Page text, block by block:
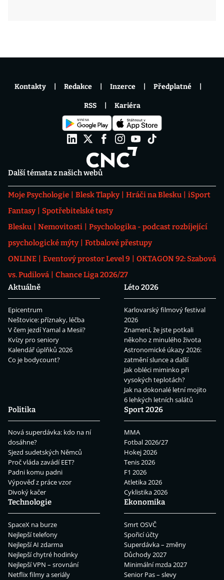
Další témata z našich webů
Moje Psychologie Blesk Tlapky Hráči na Blesku
iSport
Fantasy
Spotřebitelské testy
Blesku
Nemovitosti
Psychologika - podcast rozbíjející
psychologické mýty
Fotbalové přestupy
ONLINE
Eventový prostor Level 9
OKTAGON 92: Szabová
vs. Pudilová
Chance Liga 2026/27
Aktuálně
Epicentrum
Neštovice: příznaky, léčba
V čem jezdí Yamal a Mesii?
Kvízy pro seniory
Kalendář úplňků 2026
Co je bodycount?
Léto 2026
Karlovarský filmový festival
2026
Znamení, že jste potkali
někoho z minulého života
Astronomické úkazy 2026:
zatmění slunce a další
Jak obléci miminko při
vysokých teplotách?
Jak na dokonalé letní mojito
6 lehkých letních salátů
Politika
Nová superdávka: kdo na ní
dosáhne?
Sjezd sudetských Němců
Proč vláda zavádí EET?
Padni komu padni
Výpověď z práce vzor
Divoký kačer
Sport 2026
MMA
Fotbal 2026/27
Hokej 2026
Tenis 2026
F1 2026
Atletika 2026
Cyklistika 2026
Technologie
SpaceX na burze
Nejlepší telefony
Nejlepší AI zdarma
Nejlepší chytré hodinky
Nejlepší VPN – srovnání
Netflix filmy a seriály
Ekonomika
Smrt OSVČ
Spořicí účty
Superdávka – změny
Důchody 2027
Minimální mzda 2027
Senior Pas – slevy
Kontakty Redakce Inzerce Předplatné
RSS Kariéra